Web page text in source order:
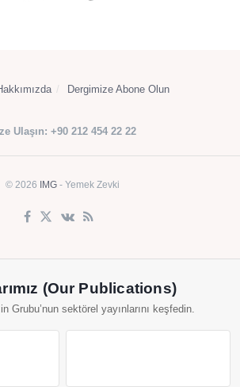
Dergimize Abone Olun
Ulaşın: +90 212 454 22 22
© 2026 IMG - Yemek Zevki
(Our Publications)
Grubu’nun sektörel yayınlarını keşfedin.